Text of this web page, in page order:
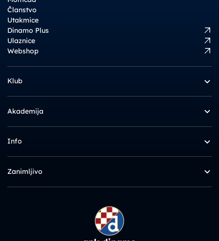
Članstvo
Utakmice
Dinamo Plus
Ulaznice
Webshop
Klub
Akademija
Info
Zanimljivo